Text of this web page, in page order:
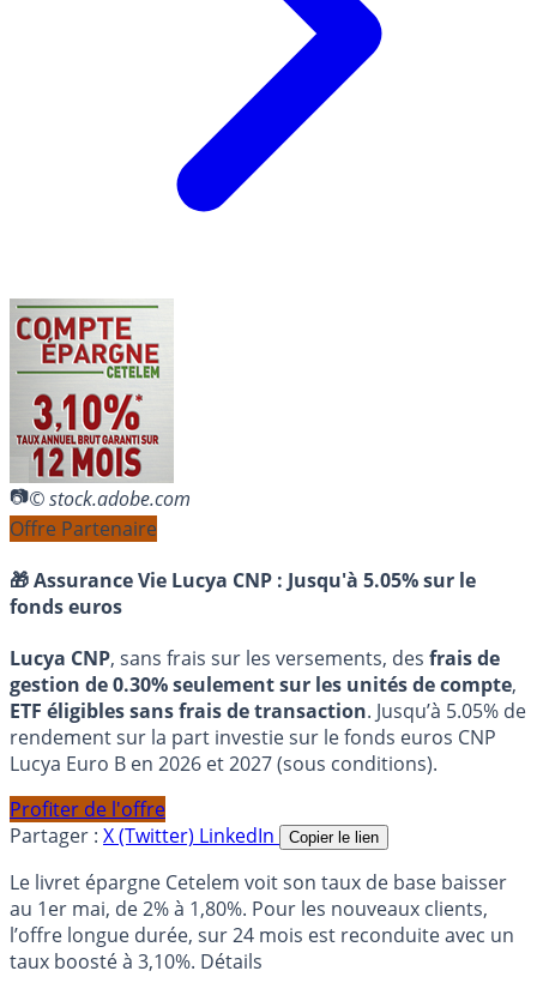
© stock.adobe.com
Offre Partenaire
🎁 Assurance Vie Lucya CNP : Jusqu'à 5.05% sur le
fonds euros
Lucya CNP, sans frais sur les versements, des frais de
gestion de 0.30% seulement sur les unités de compte,
ETF éligibles sans frais de transaction. Jusqu’à 5.05% de
rendement sur la part investie sur le fonds euros CNP
Lucya Euro B en 2026 et 2027 (sous conditions).
Profiter de l'offre
Partager : X (Twitter) LinkedIn Copier le lien
Le livret épargne Cetelem voit son taux de base baisser
au 1er mai, de 2% à 1,80%. Pour les nouveaux clients,
l’offre longue durée, sur 24 mois est reconduite avec un
taux boosté à 3,10%. Détails